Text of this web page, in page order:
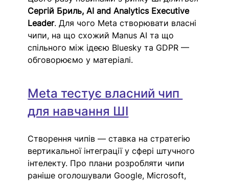
Сергій Бриль, AI and Analytics Executive
Leader. Для чого Meta створювати власні
чипи, на що схожий Manus AI та що
спільного між ідеєю Bluesky та GDPR —
обговорюємо у матеріалі.
Meta тестує власний чип
для навчання ШІ
Створення чипів — ставка на стратегію
вертикальної інтеграції у сфері штучного
інтелекту. Про плани розробляти чипи
раніше оголошували Google, Microsoft,